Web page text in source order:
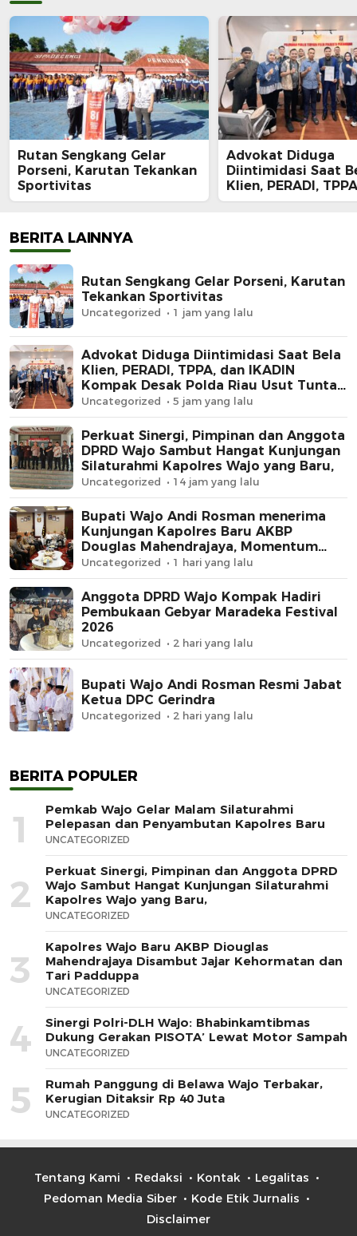
Rutan Sengkang Gelar
Porseni, Karutan Tekankan
Sportivitas
Advokat Diduga
Diintimidasi Saat
Klien, PERADI,
IKADIN Kompak
BERITA LAINNYA
Rutan Sengkang Gelar Porseni, Karutan
Tekankan Sportivitas
Uncategorized 1 jam yang lalu
Advokat Diduga Diintimidasi Saat Bela
Klien, PERADI, TPPA, dan IKADIN
Kompak Desak Polda Riau Usut Tuntas
Dugaan Premanisme
Uncategorized 5 jam yang lalu
Perkuat Sinergi, Pimpinan dan Anggota
DPRD Wajo Sambut Hangat Kunjungan
Silaturahmi Kapolres Wajo yang Baru,
Uncategorized 14 jam yang lalu
Bupati Wajo Andi Rosman menerima
Kunjungan Kapolres Baru AKBP
Douglas Mahendrajaya, Momentum
Memperkuat Sinergi
Uncategorized 1 hari yang lalu
Anggota DPRD Wajo Kompak Hadiri
Pembukaan Gebyar Maradeka Festival
2026
Uncategorized 2 hari yang lalu
Bupati Wajo Andi Rosman Resmi Jabat
Ketua DPC Gerindra
Uncategorized 2 hari yang lalu
BERITA POPULER
1
Pemkab Wajo Gelar Malam Silaturahmi
Pelepasan dan Penyambutan Kapolres Baru
UNCATEGORIZED
2
Perkuat Sinergi, Pimpinan dan Anggota DPRD
Wajo Sambut Hangat Kunjungan Silaturahmi
Kapolres Wajo yang Baru,
UNCATEGORIZED
3
Kapolres Wajo Baru AKBP Diouglas
Mahendrajaya Disambut Jajar Kehormatan dan
Tari Padduppa
UNCATEGORIZED
4
Sinergi Polri-DLH Wajo: Bhabinkamtibmas
Dukung Gerakan PISOTA’ Lewat Motor Sampah
UNCATEGORIZED
5
Rumah Panggung di Belawa Wajo Terbakar,
Kerugian Ditaksir Rp 40 Juta
UNCATEGORIZED
Tentang Kami Redaksi Kontak
Legalitas
Pedoman Media Siber
Kode Etik Jurnalis
Disclaimer